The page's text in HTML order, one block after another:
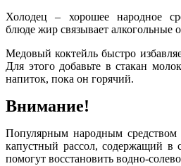
Холодец – хорошее народное
блюде жир связывает алкогольные
Медовый коктейль быстро
Для этого добавьте в стакан
напиток, пока он горячий.
Внимание!
Популярным народным средством
капустный рассол, содержащий в
помогут восстановить водно-